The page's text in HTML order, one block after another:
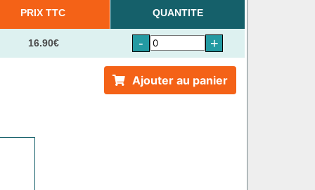
PRIX TTC QUANTITE
16.90€ - +
Ajouter au panier